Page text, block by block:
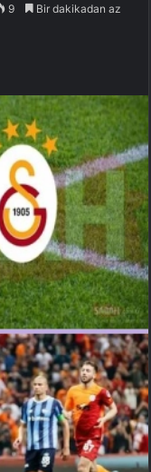
9 Bir dakikadan az